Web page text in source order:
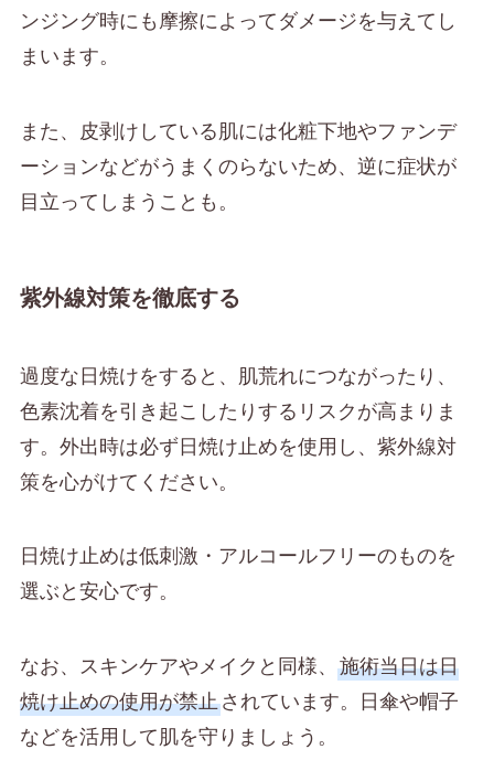
ンジング時にも摩擦によってダメージを与えてし
まいます。
また、皮剥けしている肌には化粧下地やファンデ
ーションなどがうまくのらないため、逆に症状が
目立ってしまうことも。
紫外線対策を徹底する
過度な日焼けをすると、肌荒れにつながったり、
色素沈着を引き起こしたりするリスクが高まりま
す。外出時は必ず日焼け止めを使用し、紫外線対
策を心がけてください。
日焼け止めは低刺激・アルコールフリーのものを
選ぶと安心です。
なお、スキンケアやメイクと同様、 施術当日は日
焼け止めの使用が禁止されています。日傘や帽子
などを活用して肌を守りましょう。